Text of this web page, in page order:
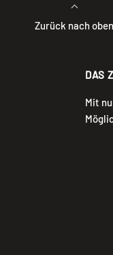
Zurück nach oben
DAS
Mit